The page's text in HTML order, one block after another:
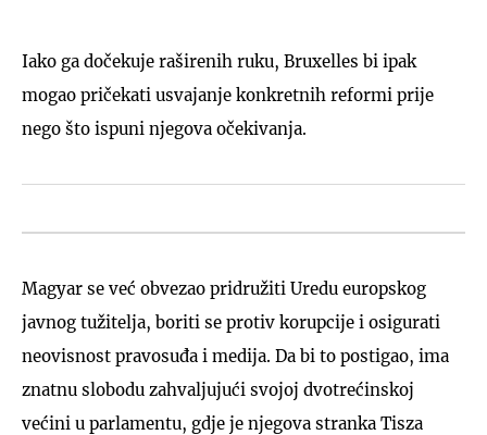
Iako ga dočekuje raširenih ruku, Bruxelles bi ipak
mogao pričekati usvajanje konkretnih reformi prije
nego što ispuni njegova očekivanja.
Magyar se već obvezao pridružiti Uredu europskog
javnog tužitelja, boriti se protiv korupcije i osigurati
neovisnost pravosuđa i medija. Da bi to postigao, ima
znatnu slobodu zahvaljujući svojoj dvotrećinskoj
većini u parlamentu, gdje je njegova stranka Tisza